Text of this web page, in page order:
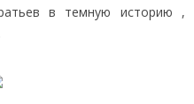
в темную историю ,